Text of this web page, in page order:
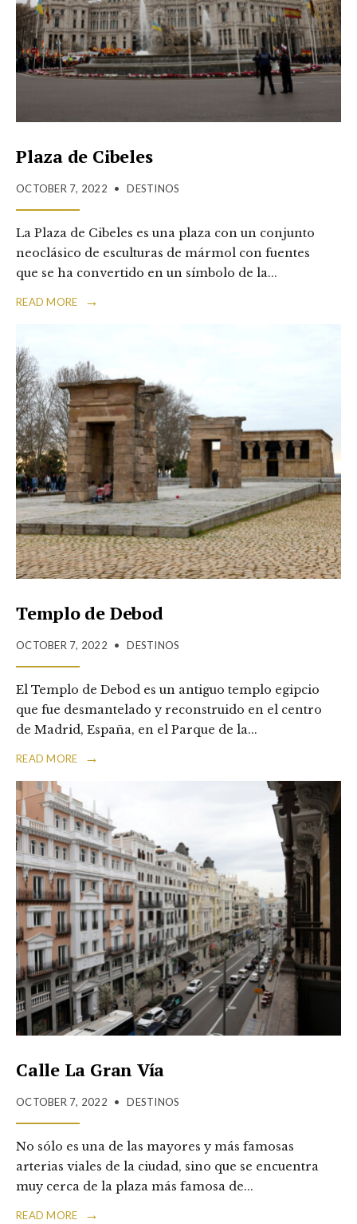
Plaza de Cibeles
OCTOBER 7, 2022 • DESTINOS
La Plaza de Cibeles es una plaza con un conjunto
neoclásico de esculturas de mármol con fuentes
que se ha convertido en un símbolo de la...
READ MORE →
Templo de Debod
OCTOBER 7, 2022 • DESTINOS
El Templo de Debod es un antiguo templo egipcio
que fue desmantelado y reconstruido en el centro
de Madrid, España, en el Parque de la...
READ MORE →
Calle La Gran Vía
OCTOBER 7, 2022 • DESTINOS
No sólo es una de las mayores y más famosas
arterias viales de la ciudad, sino que se encuentra
muy cerca de la plaza más famosa de...
READ MORE →